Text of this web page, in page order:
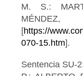
M. S.:
[https://
070-15.htm].
Sentencia SU-